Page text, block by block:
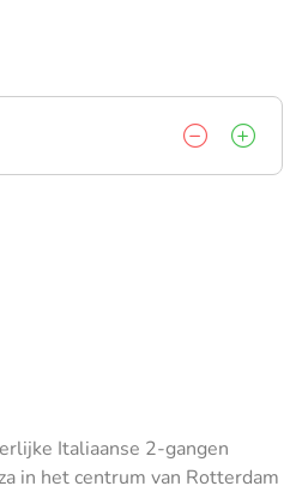
Italiaanse 2-gangen
in het centrum van Rotterdam